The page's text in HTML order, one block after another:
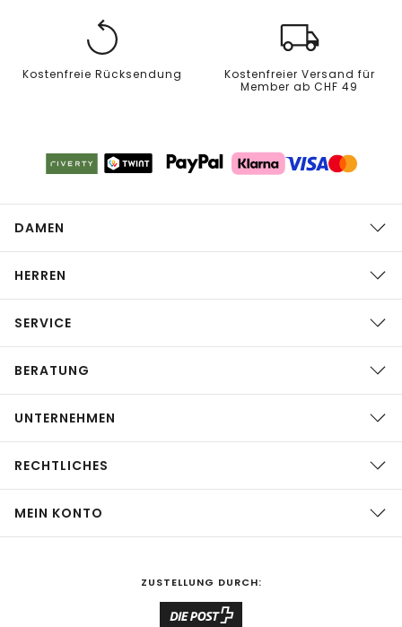
Kostenfreie Rücksendung
Kostenfreier Versand für
Member ab CHF 49
DAMEN
HERREN
SERVICE
BERATUNG
UNTERNEHMEN
RECHTLICHES
MEIN KONTO
ZUSTELLUNG DURCH: